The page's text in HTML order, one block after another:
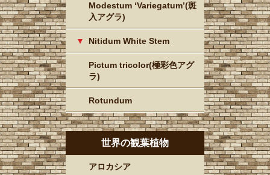
Modestum ‘Variegatum’(斑
入アグラ)
Nitidum White Stem
Pictum tricolor(極彩色アグ
ラ)
Rotundum
世界の観葉植物
アロカシア